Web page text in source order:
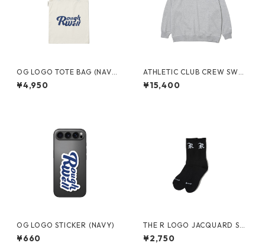
OG LOGO TOTE BAG (NAVY/
CREAM)
¥4,950
ATHLETIC CLUB CREW SWEA
T(HEATHER GREY)
¥15,400
OG LOGO STICKER (NAVY)
¥660
THE R LOGO JACQUARD SO
CKS（BLACK）
¥2,750